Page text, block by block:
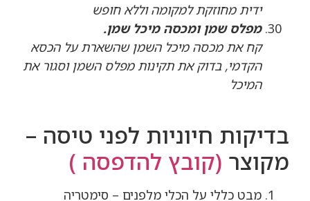
ידית מחוזקת למקומה וללא חופש
מפלס שמן ומכסה מיכל שמן.
קח את מכסה מיכל השמן שהשארת על הכסא
הקדמי, בדוק את תקינות מפלס השמן וסגור את
המיכל
בדיקות חיוניות לפני טיסה –
מקוצר (קובץ להדפסה )
מבט כללי על הכלי מלפנים – סימטריה